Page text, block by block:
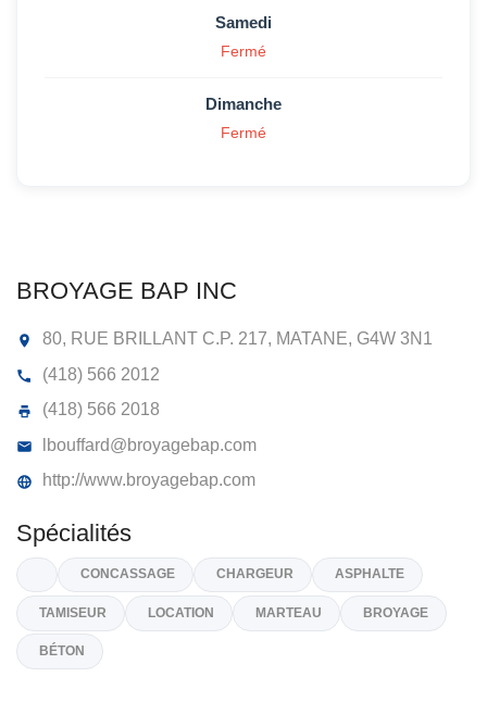
BROYAGE BAP INC
(418) 566 2018
lbouffard@broyagebap.com
http://www.broyagebap.com
Samedi
Fermé
Dimanche
Fermé